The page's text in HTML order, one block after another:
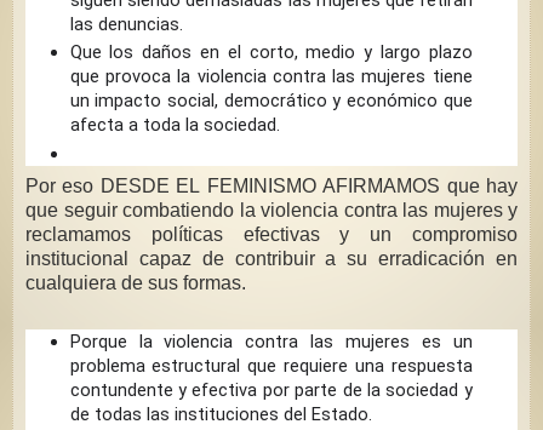
las denuncias.
Que los daños en el corto, medio y largo plazo
que provoca la violencia contra las mujeres tiene
un impacto social, democrático y económico que
afecta a toda la sociedad.
Por eso DESDE EL FEMINISMO AFIRMAMOS que hay
que seguir combatiendo la violencia contra las mujeres y
reclamamos políticas efectivas y un compromiso
institucional capaz de contribuir a su erradicación en
cualquiera de sus formas.
Porque la violencia contra las mujeres es un
problema estructural que requiere una respuesta
contundente y efectiva por parte de la sociedad y
de todas las instituciones del Estado.